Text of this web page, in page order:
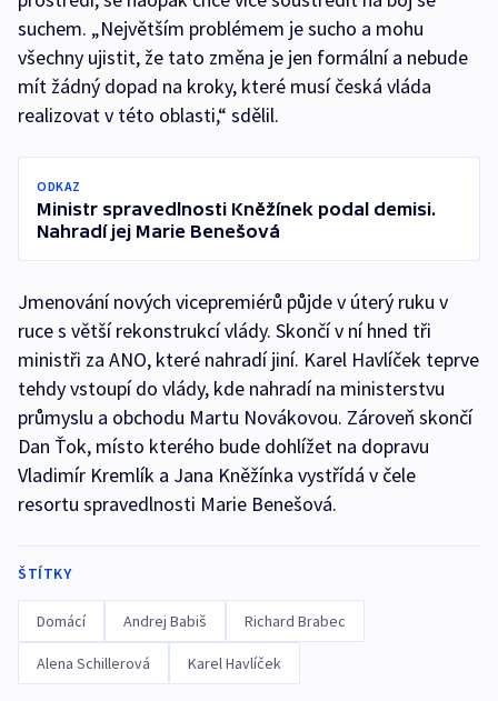
suchem. „Největším problémem je sucho a mohu
všechny ujistit, že tato změna je jen formální a nebude
mít žádný dopad na kroky, které musí česká vláda
realizovat v této oblasti,“ sdělil.
ODKAZ
Ministr spravedlnosti Kněžínek podal demisi.
Nahradí jej Marie Benešová
Jmenování nových vicepremiérů půjde v úterý ruku v
ruce s větší rekonstrukcí vlády. Skončí v ní hned tři
ministři za ANO, které nahradí jiní. Karel Havlíček teprve
tehdy vstoupí do vlády, kde nahradí na ministerstvu
průmyslu a obchodu Martu Novákovou. Zároveň skončí
Dan Ťok, místo kterého bude dohlížet na dopravu
Vladimír Kremlík a Jana Kněžínka vystřídá v čele
resortu spravedlnosti Marie Benešová.
ŠTÍTKY
Domácí Andrej Babiš Richard Brabec
Alena Schillerová Karel Havlíček